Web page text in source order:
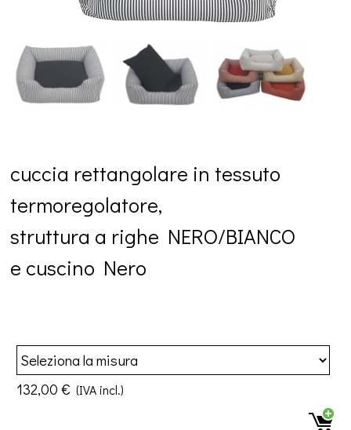
cuccia rettangolare in tessuto
termoregolatore,
struttura a righe NERO/BIANCO
e cuscino Nero
132,00 € (IVA incl.)